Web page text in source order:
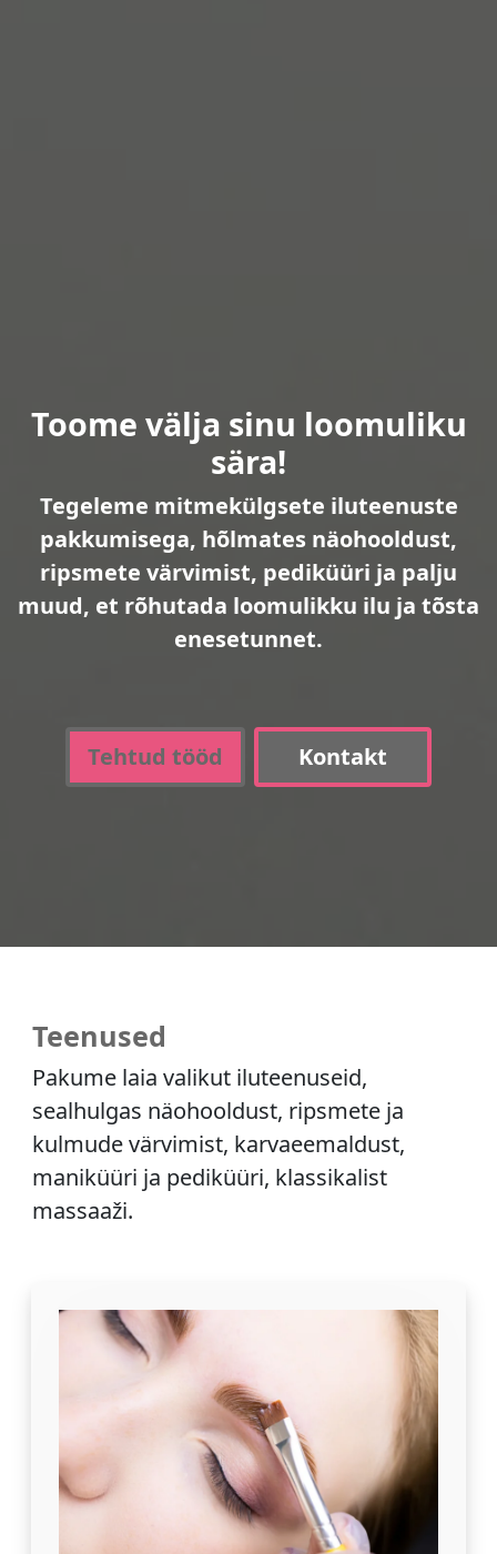
Toome välja sinu loomuliku
sära!
Tegeleme mitmekülgsete iluteenuste
pakkumisega, hõlmates näohooldust,
ripsmete värvimist, pediküüri ja palju
muud, et rõhutada loomulikku ilu ja tõsta
enesetunnet.
Tehtud tööd Kontakt
Teenused
Pakume laia valikut iluteenuseid,
sealhulgas näohooldust, ripsmete ja
kulmude värvimist, karvaeemaldust,
maniküüri ja pediküüri, klassikalist
massaaži.